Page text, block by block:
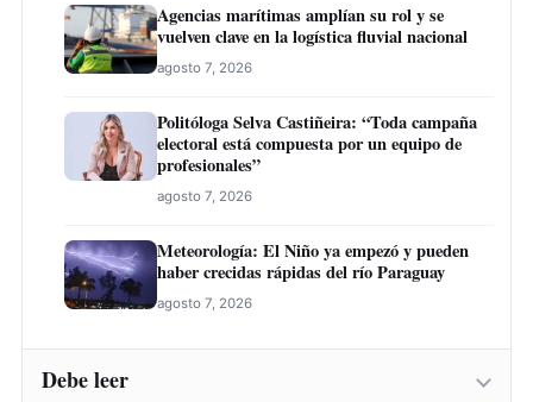
Agencias marítimas amplían su rol y se
vuelven clave en la logística fluvial nacional
agosto 7, 2026
Politóloga Selva Castiñeira: “Toda campaña
electoral está compuesta por un equipo de
profesionales”
agosto 7, 2026
Meteorología: El Niño ya empezó y pueden
haber crecidas rápidas del río Paraguay
agosto 7, 2026
Debe leer